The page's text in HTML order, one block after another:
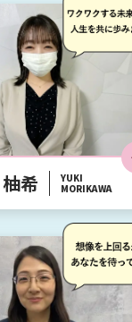
希
YUKI
MORIKAWA